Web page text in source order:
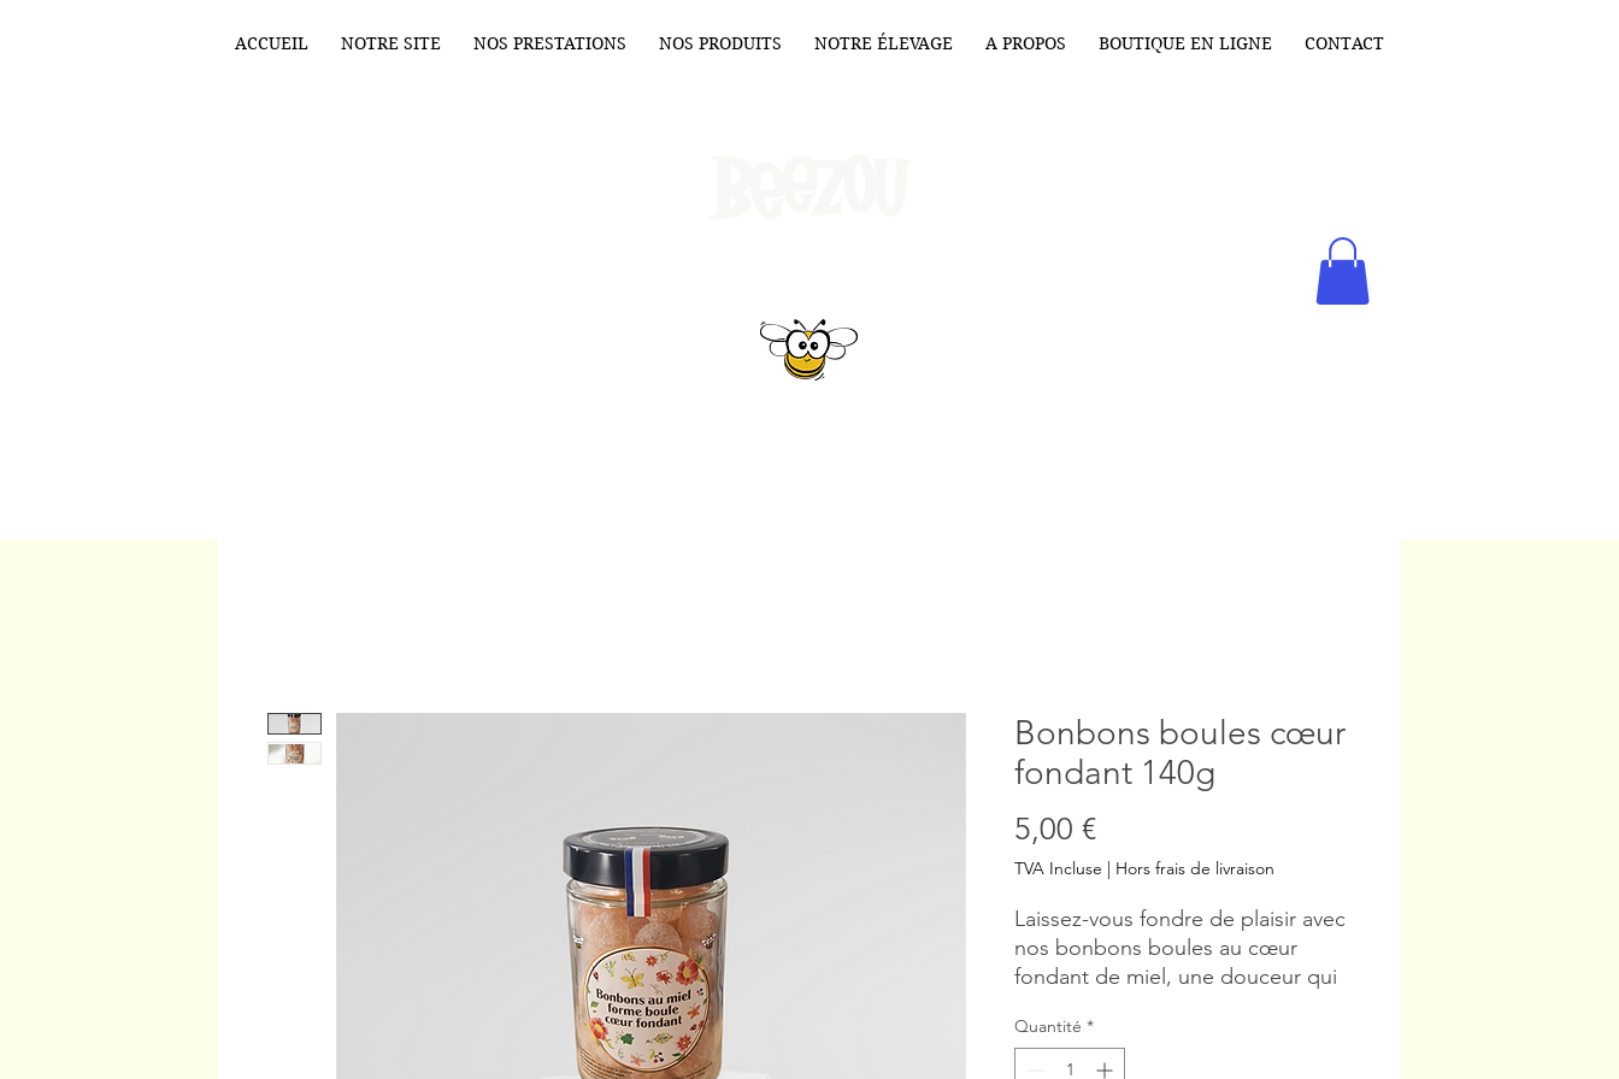
ACCUEIL NOTRE SITE NOS PRESTATIONS NOS PRODUITS NOTRE ÉLEVAGE A PROPOS BOUTIQUE EN LIGNE CONTACT
Bonbons boules cœur
fondant 140g
5,00 €Prix
TVA Incluse | Hors frais de livraison
Laissez-vous fondre de plaisir avec
nos bonbons boules au cœur
fondant de miel, une douceur qui
Poids net : 140g (existe en 240g)
Quantité *